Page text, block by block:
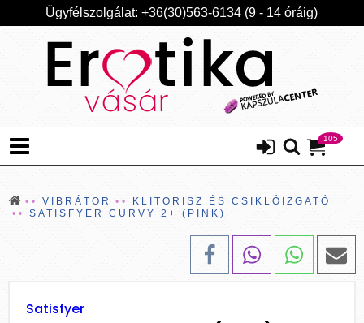
Ügyfélszolgálat: +36(30)563-6134 (9 - 14 óráig)
105
VIBRÁTOR
KLITORISZ ÉS CSIKLÓIZGATÓ
SATISFYER CURVY 2+ (PINK)
Satisfyer